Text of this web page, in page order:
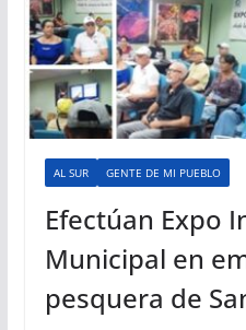
AL SUR GENTE DE MI PUEBLO
Efectúan Expo
Municipal en
pesquera de